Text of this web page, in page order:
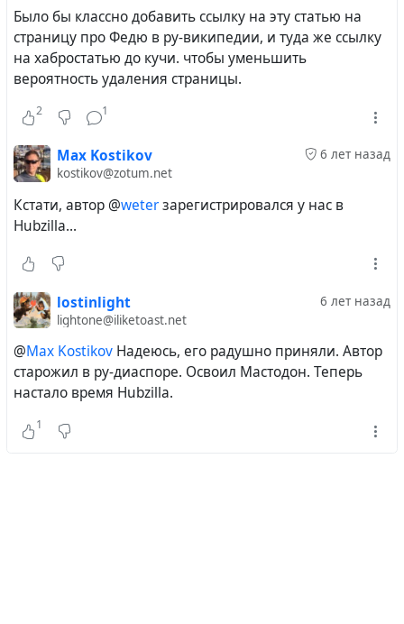
+ Universe, Федерация + Вселенная) ― новое
объединение сетей и сервисов, возникшее в
интернете. Да мало ли что возникает в
интернете каждый день, каждый час и каждую
секунду! Да, это так, но Федиверзум не просто
коалиция серверов в рамках...
Было бы классно добавить ссылку на эту статью на
страницу про Федю в ру-википедии, и туда же ссылку
на хабростатью до кучи. чтобы уменьшить
вероятность удаления страницы.
2 1
6 лет назад
Max Kostikov
kostikov@zotum.net
Кстати, автор @weterзарегистрировался у нас в
Hubzilla...
6 лет назад
lostinlight
lightone@iliketoast.net
@Max Kostikov Надеюсь, его радушно приняли. Автор
старожил в ру-диаспоре. Освоил Мастодон. Теперь
настало время Hubzilla.
1